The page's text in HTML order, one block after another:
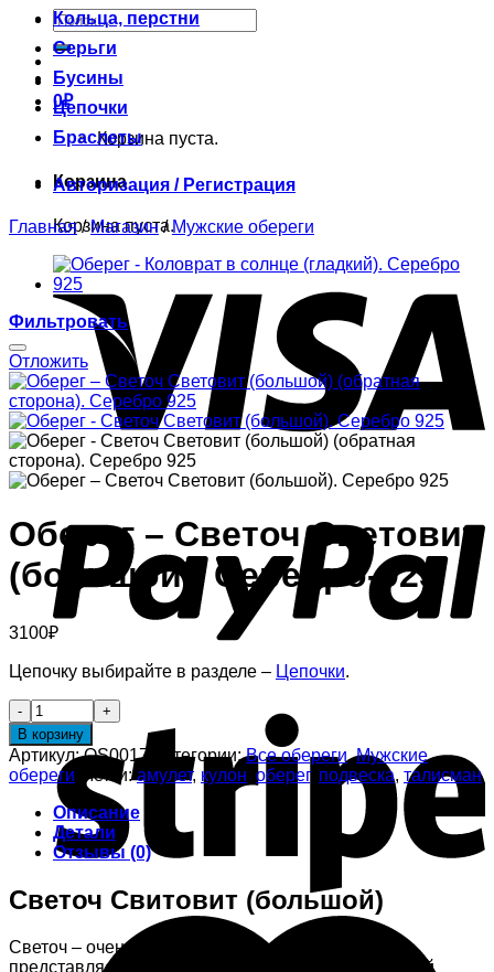
0₽
Корзина пуста.
Корзина
Корзина пуста.
Кольца, перстни
Серьги
Бусины
Цепочки
Браслеты
Авторизация / Регистрация
Главная / Магазин / Мужские обереги
Фильтровать
Отложить
Оберег – Светоч Световит
(большой). Серебро-925
3100₽
Цепочку выбирайте в разделе – Цепочки.
В корзину
Артикул:OS0017 Категории:Все обереги,Мужские
обереги
Метки:амулет, кулон оберег, подвеска, талисман
Описание
Детали
Отзывы (0)
Светоч Свитовит (большой)
Светоч – очень сильный огненный оберег. Он
представляет собой Вихрь Преображения, который